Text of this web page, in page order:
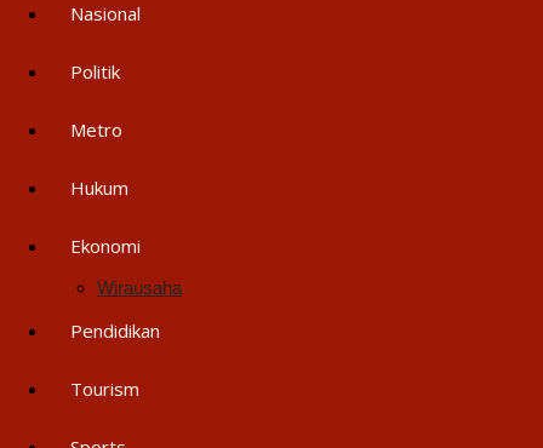
Nasional
Politik
Metro
Hukum
Ekonomi
Wirausaha
Pendidikan
Tourism